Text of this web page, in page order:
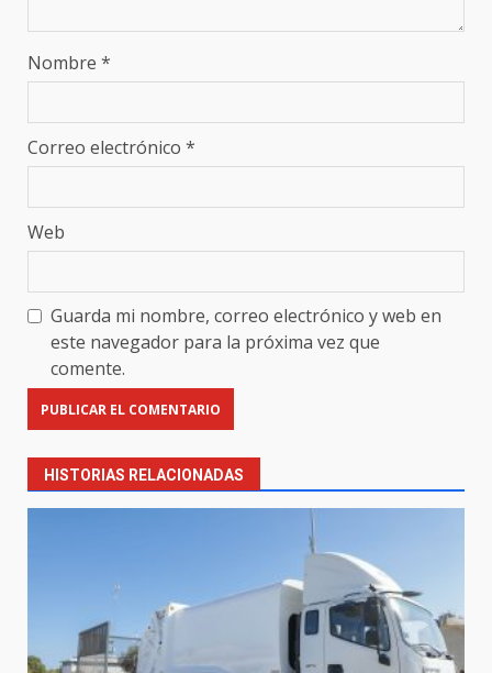
Nombre *
Correo electrónico *
Web
Guarda mi nombre, correo electrónico y web en
este navegador para la próxima vez que
comente.
HISTORIAS RELACIONADAS